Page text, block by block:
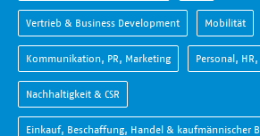
Vertrieb & Business Development Mobilität
Kommunikation, PR, Marketing Personal,
Nachhaltigkeit & CSR
Einkauf, Beschaffung, Handel & kaufmännischer